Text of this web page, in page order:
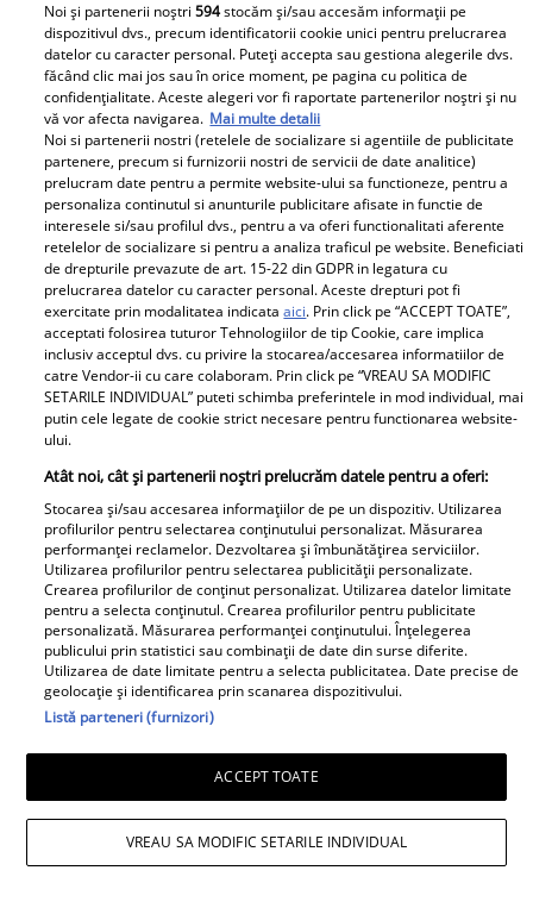
Irinel Columbeanu, răsfățat la azilul din
Ghermănești. Ce primește fostul
milionar de la directorul căminului:
„Văd cât de mult se bucură”
Proiecte speciale
Peste 100 de pensionari români
au dispărut în fiecare zi, în
primele 6 luni ale anului 2026.
Topul celor mai afectate județe
Un vecin instruit poate salva o
viață. Vezi despre ce e vorba
Libertatea.ro
Cât costă un litru de benzină și
motorină, marți, 21 iulie 2026, în
București, Iași, Cluj-Napoca,
Timișoara și Constanța
Noi și partenerii noștri594stocăm și/sau accesăm informații pe
dispozitivul dvs., precum identificatorii cookie unici pentru prelucrarea
datelor cu caracter personal. Puteți accepta sau gestiona alegerile dvs.
făcând clic mai jos sau în orice moment, pe pagina cu politica de
confidențialitate. Aceste alegeri vor fi raportate partenerilor noștri și nu
vă vor afecta navigarea. Mai multe detalii
Noi si partenerii nostri (retelele de socializare si agentiile de publicitate
partenere, precum si furnizorii nostri de servicii de date analitice)
prelucram date pentru a permite website-ului sa functioneze, pentru a
personaliza continutul si anunturile publicitare afisate in functie de
interesele si/sau profilul dvs., pentru a va oferi functionalitati aferente
retelelor de socializare si pentru a analiza traficul pe website. Beneficiati
de drepturile prevazute de art. 15-22 din GDPR in legatura cu
prelucrarea datelor cu caracter personal. Aceste drepturi pot fi
exercitate prin modalitatea indicataaici. Prin click pe “ACCEPT TOATE”,
acceptati folosirea tuturor Tehnologiilor de tip Cookie, care implica
inclusiv acceptul dvs. cu privire la stocarea/accesarea informatiilor de
catre Vendor-ii cu care colaboram. Prin click pe “VREAU SA MODIFIC
SETARILE INDIVIDUAL” puteti schimba preferintele in mod individual, mai
putin cele legate de cookie strict necesare pentru functionarea website-
ului.
Atât noi, cât și partenerii noștri prelucrăm datele pentru a oferi:
Stocarea și/sau accesarea informațiilor de pe un dispozitiv. Utilizarea
profilurilor pentru selectarea conținutului personalizat. Măsurarea
performanței reclamelor. Dezvoltarea și îmbunătățirea serviciilor.
Utilizarea profilurilor pentru selectarea publicității personalizate.
Crearea profilurilor de conținut personalizat. Utilizarea datelor limitate
pentru a selecta conținutul. Crearea profilurilor pentru publicitate
personalizată. Măsurarea performanței conținutului. Înțelegerea
publicului prin statistici sau combinații de date din surse diferite.
Utilizarea de date limitate pentru a selecta publicitatea. Date precise de
geolocație și identificarea prin scanarea dispozitivului.
Listă parteneri (furnizori)
ACCEPT TOATE
VREAU SA MODIFIC SETARILE INDIVIDUAL